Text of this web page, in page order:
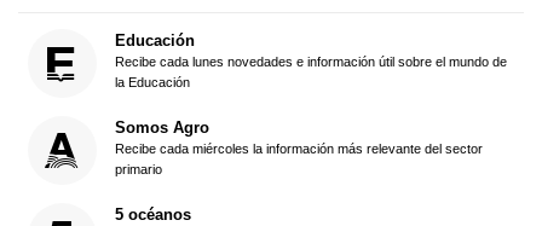
Educación
Recibe cada lunes novedades e información útil sobre el mundo de
la Educación
Somos Agro
Recibe cada miércoles la información más relevante del sector
primario
5 océanos